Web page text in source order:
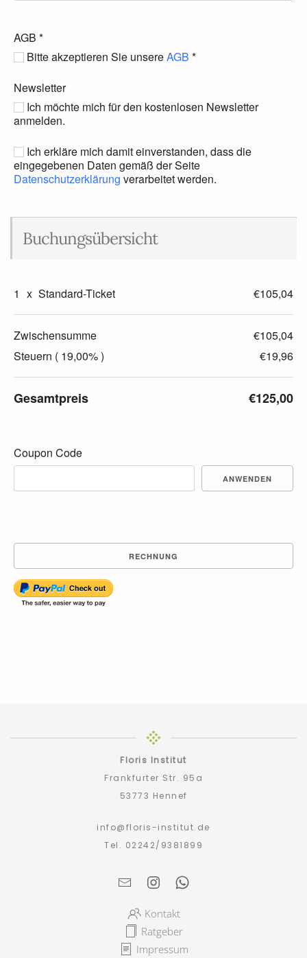
AGB *
Bitte akzeptieren Sie unsereAGB *
Newsletter
Ich möchte mich für den kostenlosen Newsletter
anmelden.
Ich erkläre mich damit einverstanden, dass die
eingegebenen Daten gemäß der Seite
Datenschutzerklärung verarbeitet werden.
Buchungsübersicht
1 x Standard-Ticket €105,04
Zwischensumme
€105,04
Steuern ( 19,00% )
€19,96
Gesamtpreis €125,00
Coupon Code
ANWENDEN
Floris Institut
Frankfurter Str. 95a
53773 Hennef
info@floris-institut.de
Tel. 02242/9381899
Kontakt
Ratgeber
Impressum